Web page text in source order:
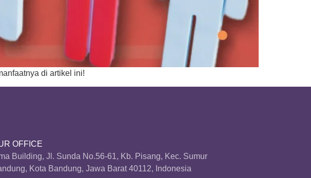
di artikel ini!
OFFICE
Building, Jl. Sunda No.56-61, Kb. Pisang, Kec. Sumur
Kota Bandung, Jawa Barat 40112, Indonesia